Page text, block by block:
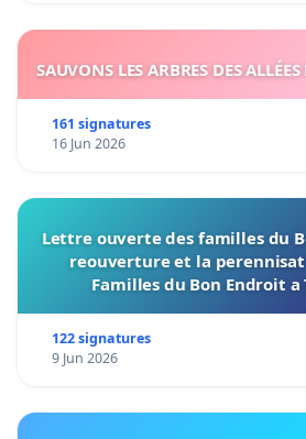
SAUVONS LES ARBRES DES
161 signatures
16 Jun 2026
Lettre ouverte des familles du
reouverture et la
Familles du Bon Endroit a
122 signatures
9 Jun 2026